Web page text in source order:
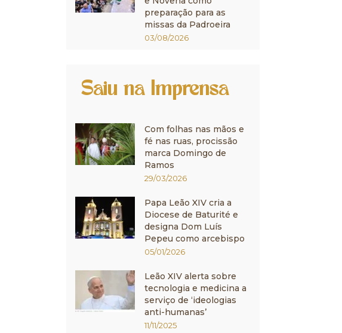
preparação para as
missas da Padroeira
03/08/2026
Saiu na Imprensa
Com folhas nas mãos e
fé nas ruas, procissão
marca Domingo de
Ramos
29/03/2026
Papa Leão XIV cria a
Diocese de Baturité e
designa Dom Luís
Pepeu como arcebispo
05/01/2026
Leão XIV alerta sobre
tecnologia e medicina a
serviço de ‘ideologias
anti-humanas’
11/11/2025